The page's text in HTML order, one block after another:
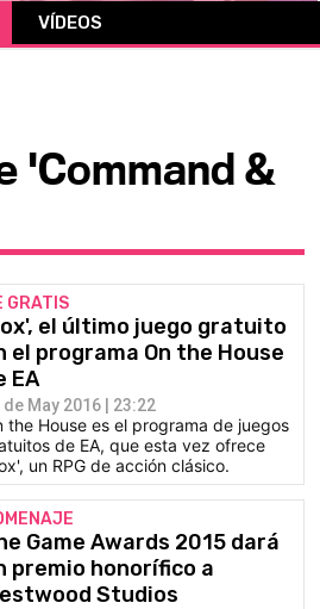
VÍDEOS
'Command &
GRATIS
el último juego gratuito
el programa On the House
EA
de May 2016 | 23:22
the House es el programa de juegos
de EA, que esta vez ofrece
un RPG de acción clásico.
Game Awards 2015 dará
premio honorífico a
Studios